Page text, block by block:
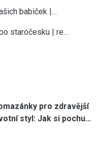
babiček |…
staročesku | re…
pro zdravější
styl: Jak si pochu…